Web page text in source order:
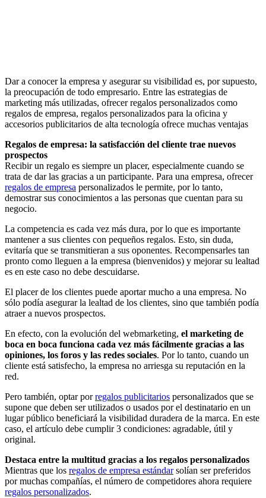
Dar a conocer la empresa y asegurar su visibilidad es, por supuesto,
la preocupación de todo empresario. Entre las estrategias de
marketing más utilizadas, ofrecer regalos personalizados como
regalos de empresa, regalos personalizados para la oficina y
accesorios publicitarios de alta tecnología ofrece muchas ventajas
Regalos de empresa: la satisfacción del cliente trae nuevos
prospectos
Recibir un regalo es siempre un placer, especialmente cuando se
trata de dar las gracias a un participante. Para una empresa, ofrecer
regalos de empresa personalizados le permite, por lo tanto,
demostrar sus conocimientos a las personas que cuentan para su
negocio.
La competencia es cada vez más dura, por lo que es importante
mantener a sus clientes con pequeños regalos. Esto, sin duda,
evitaría que se transmitieran a sus oponentes. Recompensarles tan
pronto como lleguen a la empresa (bienvenidos) y mejorar su lealtad
es en este caso no debe descuidarse.
El placer de los clientes puede aportar mucho a una empresa. No
sólo podía asegurar la lealtad de los clientes, sino que también podía
atraer a nuevos prospectos.
En efecto, con la evolución del webmarketing, el marketing de
boca en boca funciona cada vez más fácilmente gracias a las
opiniones, los foros y las redes sociales. Por lo tanto, cuando un
cliente está satisfecho, la empresa no arriesga su reputación en la
red.
Pero también, optar porregalos publicitarios personalizados que se
supone que deben ser utilizados o usados por el destinatario en un
lugar público beneficiará la visibilidad duradera de la marca. En este
caso, el artículo debe cumplir 3 condiciones: agradable, útil y
original.
Destaca entre la multitud gracias a los regalos personalizados
Mientras que los regalos de empresa estándarsolían ser preferidos
por muchas compañías, el número de competidores ahora requiere
regalos personalizados.